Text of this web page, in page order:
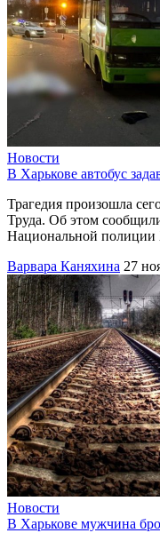
Новости
В Харькове автобус
Трагедия произошла
Труда. Об этом
Национальной
Варвара Каняхина 27
Новости
В Харькове мужчина